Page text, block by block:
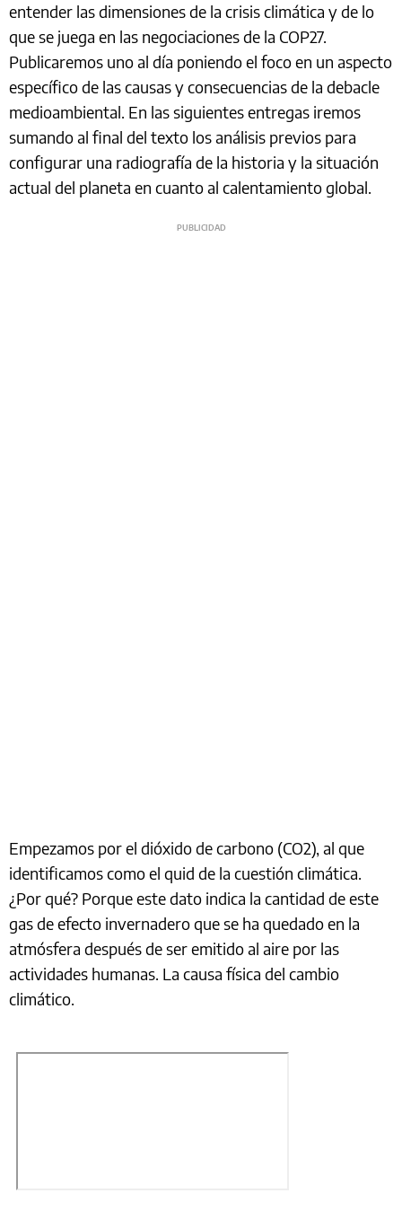
entender las dimensiones de la crisis climática y de lo
que se juega en las negociaciones de la COP27.
Publicaremos uno al día poniendo el foco en un aspecto
específico de las causas y consecuencias de la debacle
medioambiental. En las siguientes entregas iremos
sumando al final del texto los análisis previos para
configurar una radiografía de la historia y la situación
actual del planeta en cuanto al calentamiento global.
Empezamos por el dióxido de carbono (CO2), al que
identificamos como el quid de la cuestión climática.
¿Por qué? Porque este dato indica la cantidad de este
gas de efecto invernadero que se ha quedado en la
atmósfera después de ser emitido al aire por las
actividades humanas. La causa física del cambio
climático.